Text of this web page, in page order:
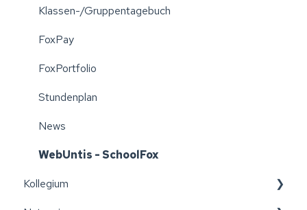
Klassen-/Gruppentagebuch
FoxPay
FoxPortfolio
Stundenplan
News
WebUntis - SchoolFox
Kollegium